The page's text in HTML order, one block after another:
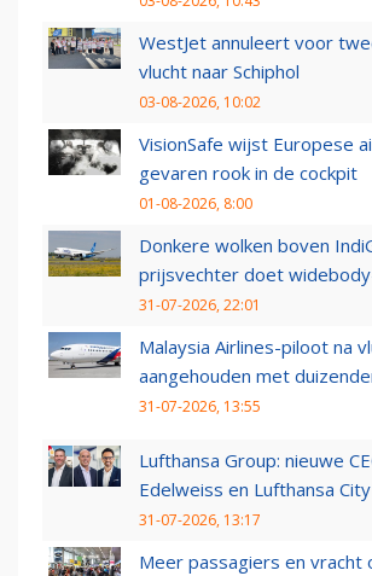
WestJet annuleert voor
vlucht naar Schiphol
03-08-2026, 10:02
VisionSafe wijst Europese
gevaren rook in de cockpit
01-08-2026, 8:00
Donkere wolken boven
prijsvechter doet
31-07-2026, 22:01
Malaysia Airlines-piloot na
aangehouden met
31-07-2026, 13:55
Lufthansa Group: nieuwe
Edelweiss en Lufthansa
31-07-2026, 13:17
Meer passagiers en vracht